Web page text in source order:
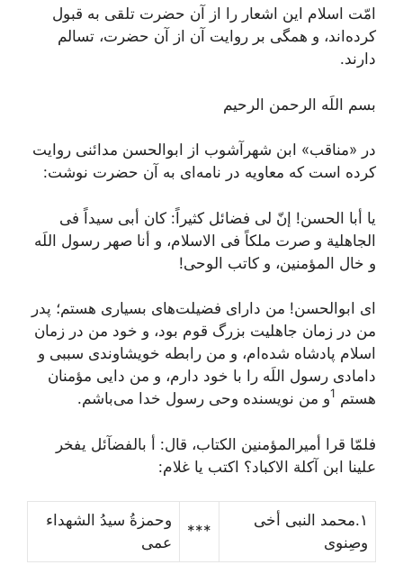
امّت اسلام این اشعار را از آن حضرت تلقى به قبول
کرده‌اند، و همگى بر روایت آن از آن حضرت، تسالم
دارند.
بسم اللَه الرحمن الرحیم
‌در «مناقب» ابن شهرآشوب از ابوالحسن مدائنى روایت
کرده است که معاویه در نامه‌اى به آن حضرت نوشت:
یا أبا الحسن! إنّ لى فضائل کثیراً: کان أبى سیداً فى
الجاهلیة و صرت ملکاً فى الاسلام، و أنا صهر رسول اللَه
و خال المؤمنین، و کاتب الوحى!
اى ابوالحسن! من داراى فضیلت‌هاى بسیارى هستم؛ پدر
من در زمان جاهلیت بزرگ قوم بود، و خود من در زمان
اسلام پادشاه شده‌ام، و من رابطه خویشاوندى سببى و
دامادى رسول اللَه را با خود دارم، و من دایى مؤمنان
هستم 1و من نویسنده وحى رسول خدا مى‌باشم.
فلمّا قرا أمیرالمؤمنین الکتاب، قال: أ بالفضآئل یفخر
علینا ابن آکلة الاکباد؟ اکتب یا غلام:
١.محمد النبى أخى
وصِنوى
***
وحمزةُ سیدُ الشهداء
عمى